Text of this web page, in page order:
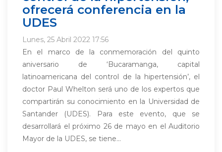
ofrecerá conferencia en la
UDES
Lunes, 25 Abril 2022 17:56
En el marco de la conmemoración del quinto
aniversario de ‘Bucaramanga, capital
latinoamericana del control de la hipertensión’, el
doctor Paul Whelton será uno de los expertos que
compartirán su conocimiento en la Universidad de
Santander (UDES). Para este evento, que se
desarrollará el próximo 26 de mayo en el Auditorio
Mayor de la UDES, se tiene...